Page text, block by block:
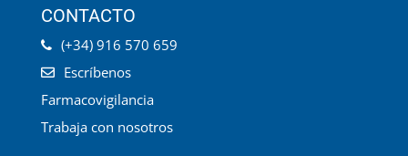
CONTACTO
(+34) 916 570 659
Escríbenos
Farmacovigilancia
Trabaja con nosotros